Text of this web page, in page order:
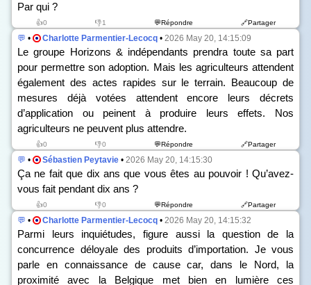
Par qui ?
👍0 👎1 💬Répondre 🔗Partager
💬 • Charlotte Parmentier-Lecocq • 2026 May 20, 14:15:09
Le groupe Horizons & indépendants prendra toute sa part
pour permettre son adoption. Mais les agriculteurs attendent
également des actes rapides sur le terrain. Beaucoup de
mesures déjà votées attendent encore leurs décrets
d’application ou peinent à produire leurs effets. Nos
agriculteurs ne peuvent plus attendre.
👍0 👎0 💬Répondre 🔗Partager
💬 • Sébastien Peytavie • 2026 May 20, 14:15:30
Ça ne fait que dix ans que vous êtes au pouvoir ! Qu’avez-
vous fait pendant dix ans ?
👍0 👎0 💬Répondre 🔗Partager
💬 • Charlotte Parmentier-Lecocq • 2026 May 20, 14:15:32
Parmi leurs inquiétudes, figure aussi la question de la
concurrence déloyale des produits d’importation. Je vous
parle en connaissance de cause car, dans le Nord, la
proximité avec la Belgique met bien en lumière ces